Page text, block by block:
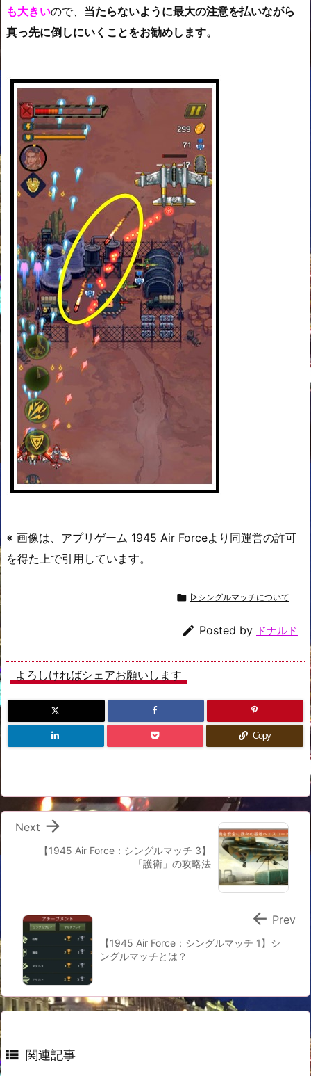
も大きいので、 当たらないように最大の注意を払いながら
真っ先に倒しにいくことをお勧めします。
※ 画像は、アプリゲーム 1945 Air Forceより同運営の許可
を得た上で引用しています。
 ▷シングルマッチについて
 Posted by ドナルド
よろしければシェアお願いします
Copy
【1945 Air Force：シングルマッチ 3】
「護衛」の攻略法

Next
【1945 Air Force：シングルマッチ 1】シ
ングルマッチとは？
 Prev
 関連記事